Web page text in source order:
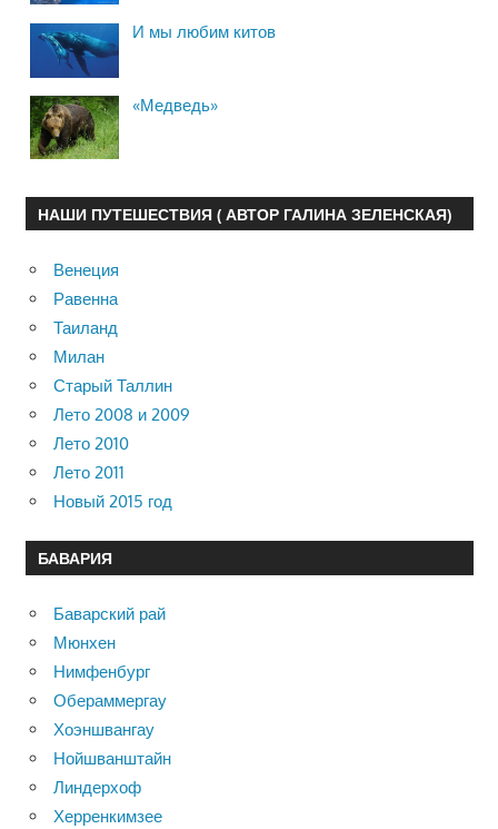
И мы любим китов
«Медведь»
НАШИ ПУТЕШЕСТВИЯ ( АВТОР ГАЛИНА ЗЕЛЕНСКАЯ)
Венеция
Равенна
Таиланд
Милан
Старый Таллин
Лето 2008 и 2009
Лето 2010
Лето 2011
Новый 2015 год
БАВАРИЯ
Баварский рай
Мюнхен
Нимфенбург
Обераммергау
Хоэншвангау
Нойшванштайн
Линдерхоф
Херренкимзее